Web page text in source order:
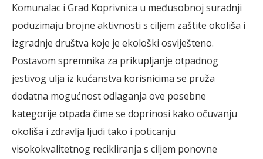
Komunalac i Grad Koprivnica u međusobnoj suradnji
poduzimaju brojne aktivnosti s ciljem zaštite okoliša i
izgradnje društva koje je ekološki osviješteno.
Postavom spremnika za prikupljanje otpadnog
jestivog ulja iz kućanstva korisnicima se pruža
dodatna mogućnost odlaganja ove posebne
kategorije otpada čime se doprinosi kako očuvanju
okoliša i zdravlja ljudi tako i poticanju
visokokvalitetnog recikliranja s ciljem ponovne